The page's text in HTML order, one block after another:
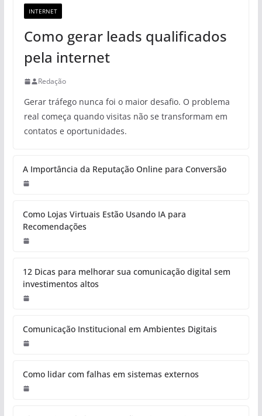
INTERNET
Como gerar leads qualificados
pela internet
Redação
Gerar tráfego nunca foi o maior desafio. O problema
real começa quando visitas não se transformam em
contatos e oportunidades.
A Importância da Reputação Online para Conversão
Como Lojas Virtuais Estão Usando IA para
Recomendações
12 Dicas para melhorar sua comunicação digital sem
investimentos altos
Comunicação Institucional em Ambientes Digitais
Como lidar com falhas em sistemas externos